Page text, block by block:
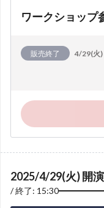
ワークショップ
販売終了 4/29(火)
2025/4/29(火) 開
終了: 15:30